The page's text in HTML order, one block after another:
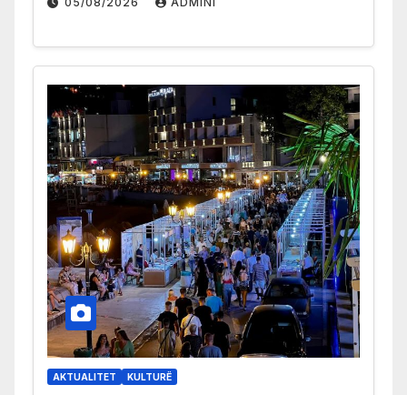
AKTUALITET KULTURË